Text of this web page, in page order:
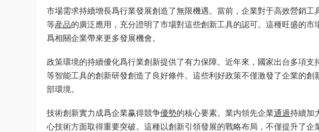
市場需求持續增長爲行業發展創造了無限機遇。當前，企業對于高效營銷
等産品的廣泛應用，充分證明了市場對這些創新工具的認可。這種旺盛的市
爲相關企業帶來更多發展機會。
政策環境的持續優化爲行業創新提供了有力保障。近年來，國家出台多項
等智能工具的創新研發創造了良好條件。這些利好政策不僅激發了企業的
部環境。
技術創新實力成爲企業赢得競争優勢的核心要素。業内領先企業通過持續加
心技術方面取得重要突破。這種以創新引領發展的戰略布局，不僅提升了